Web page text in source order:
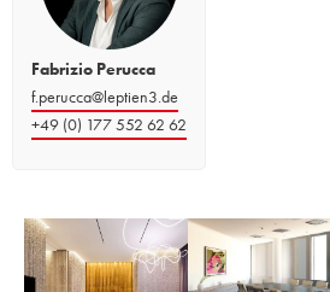
Fabrizio Perucca
f.perucca@leptien3.de
+49 (0) 177 552 62 62